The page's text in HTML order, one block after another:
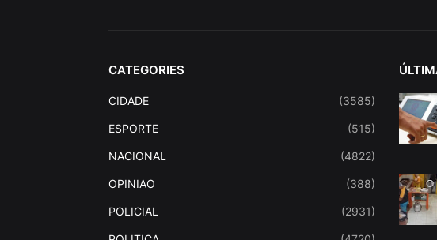
CATEGORIES
CIDADE (3585)
ESPORTE (515)
NACIONAL (4822)
OPINIAO (388)
POLICIAL (2931)